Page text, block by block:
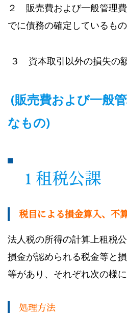
２ 販売費および一般管理
でに債務の確定しているも
３ 資本取引以外の損失の
(販売費および一般
なもの)
1 租税公課
税目による損金算入、不
法人税の所得の計算上租税
損金が認められる税金等と
等があり、それぞれ次の様
処理方法